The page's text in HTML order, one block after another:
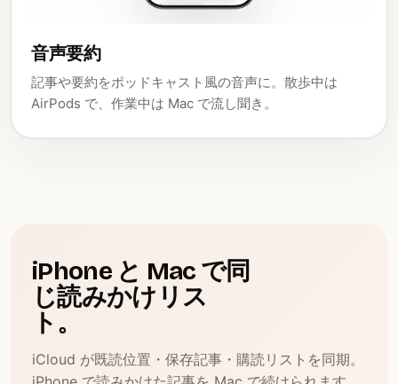
音声要約
記事や要約をポッドキャスト風の音声に。散歩中は
AirPods で、作業中は Mac で流し聞き。
iPhone と Mac で同
じ読みかけリス
ト。
iCloud が既読位置・保存記事・購読リストを同期。